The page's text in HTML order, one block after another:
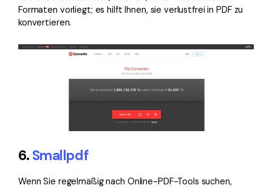
Formaten vorliegt; es hilft Ihnen, sie verlustfrei in PDF zu
konvertieren.
6. Smallpdf
Wenn Sie regelmäßig nach Online-PDF-Tools suchen,